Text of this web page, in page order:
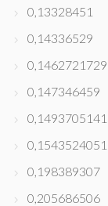
0,13328451
0,14336529
0,1462721729
0,147346459
0,1493705141
0,1543524051
0,198389307
0,205686506